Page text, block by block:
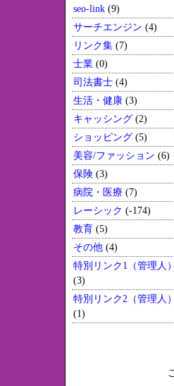
seo-link (9)
サーチエンジン (4)
リンク集 (7)
士業 (0)
司法書士 (4)
生活・健康 (3)
キャッシング (2)
ショッピング (5)
美容/ファッション (6)
保険 (3)
病院・医療 (7)
レーシック (-174)
教育 (5)
その他 (4)
特別リンク1（管理人）
(3)
特別リンク2（管理人）
(1)